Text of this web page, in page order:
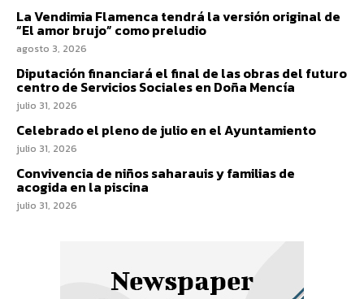
La Vendimia Flamenca tendrá la versión original de
“El amor brujo” como preludio
agosto 3, 2026
Diputación financiará el final de las obras del futuro
centro de Servicios Sociales en Doña Mencía
julio 31, 2026
Celebrado el pleno de julio en el Ayuntamiento
julio 31, 2026
Convivencia de niños saharauis y familias de
acogida en la piscina
julio 31, 2026